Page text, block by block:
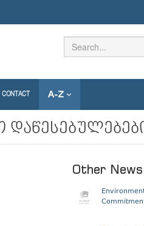
CONTACT A-Z
Other News